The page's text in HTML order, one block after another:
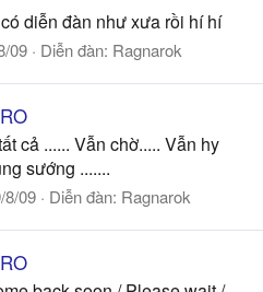
diễn đàn như xưa rồi hí hí
09 Diễn đàn: Ragnarok
cả ...... Vẫn chờ..... Vẫn hy
sướng .......
8/09 Diễn đàn: Ragnarok